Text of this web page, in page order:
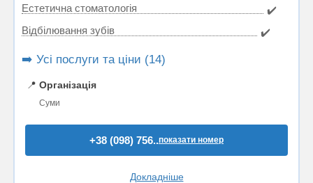
Естетична стоматологія
✔️
Відбілювання зубів
✔️
➡️ Усі послуги та ціни (14)
📍 Організація
Суми
+38 (098) 756..показати номер
Докладніше